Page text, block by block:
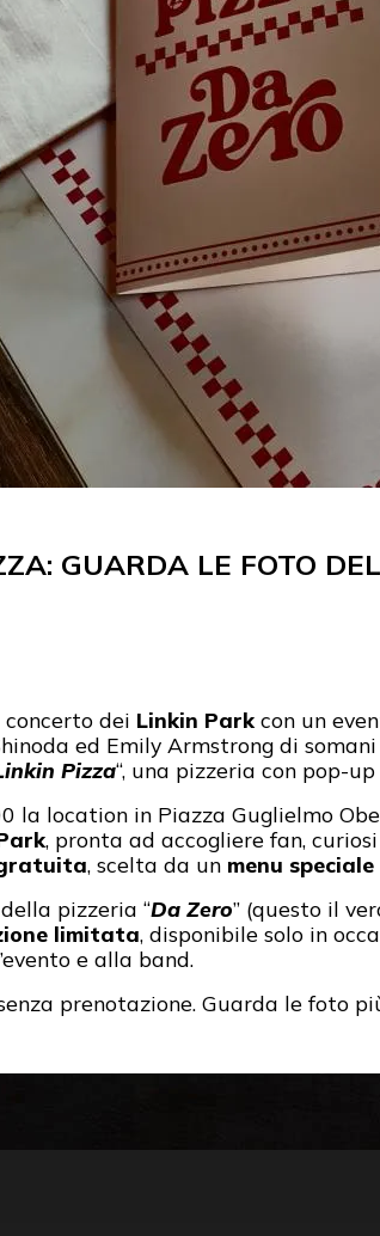
GUARDA LE FOTO
dei Linkin Park con un
ed Emily Armstrong di
Pizza“, una pizzeria con pop-
la location in Piazza Guglielmo
, pronta ad accogliere fan,
, scelta da un menu
pizzeria “Da Zero” (questo il
limitata, disponibile solo in
e alla band.
prenotazione. Guarda le foto